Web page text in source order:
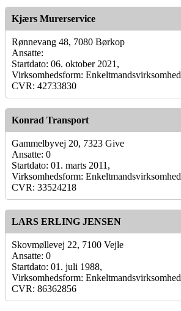
Kjærs Murerservice
Rønnevang 48, 7080 Børkop
Ansatte:
Startdato: 06. oktober 2021,
Virksomhedsform: Enkeltmandsvirksomhed
CVR: 42733830
Konrad Transport
Gammelbyvej 20, 7323 Give
Ansatte: 0
Startdato: 01. marts 2011,
Virksomhedsform: Enkeltmandsvirksomhed
CVR: 33524218
LARS ERLING JENSEN
Skovmøllevej 22, 7100 Vejle
Ansatte: 0
Startdato: 01. juli 1988,
Virksomhedsform: Enkeltmandsvirksomhed
CVR: 86362856